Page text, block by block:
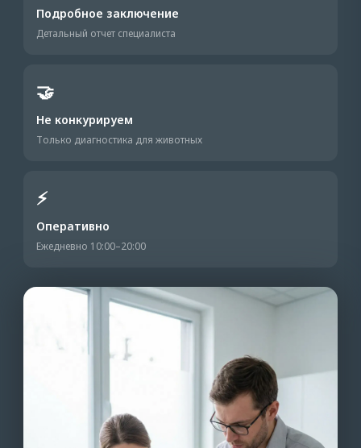
Детальный отчет специалиста
Подробное заключение
⚡
Ежедневно 10:00–20:00
Оперативно
🤝
Только диагностика для животных
Не конкурируем